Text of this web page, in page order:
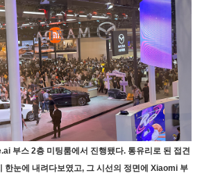
부스 2층 미팅룸에서 진행됐다. 통유리로 된 접견
한눈에 내려다보였고, 그 시선의 정면에 Xiaomi 부